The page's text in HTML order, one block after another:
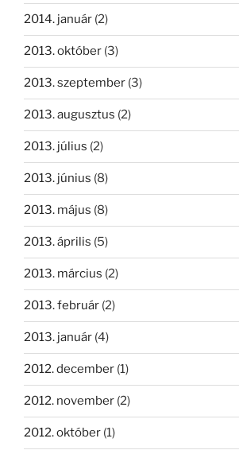
2014. január (2)
2013. október (3)
2013. szeptember (3)
2013. augusztus (2)
2013. július (2)
2013. június (8)
2013. május (8)
2013. április (5)
2013. március (2)
2013. február (2)
2013. január (4)
2012. december (1)
2012. november (2)
2012. október (1)